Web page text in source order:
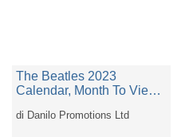
The Beatles 2023
Calendar, Month To View
Official Product (the
di Danilo Promotions Ltd